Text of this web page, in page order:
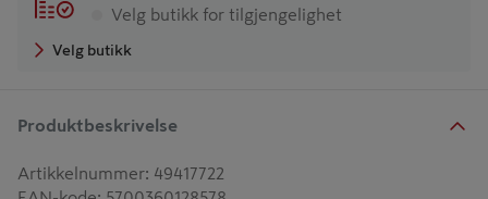
Velg butikk for tilgjengelighet
Velg butikk
Produktbeskrivelse
Artikkelnummer: 49417722